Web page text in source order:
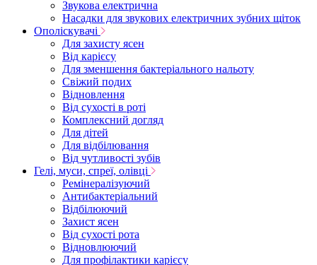
Звукова електрична
Насадки для звукових електричних зубних щіток
Ополіскувачі
Для захисту ясен
Від карієсу
Для зменшення бактеріального нальоту
Свіжий подих
Відновлення
Від сухості в роті
Комплексний догляд
Для дітей
Для відбілювання
Від чутливості зубів
Гелі, муси, спреї, олівці
Ремінералізуючий
Антибактеріальний
Відбілюючий
Захист ясен
Від сухості рота
Відновлюючий
Для профілактики карієсу